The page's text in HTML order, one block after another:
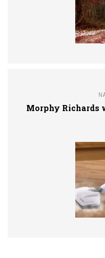
Morphy Richards